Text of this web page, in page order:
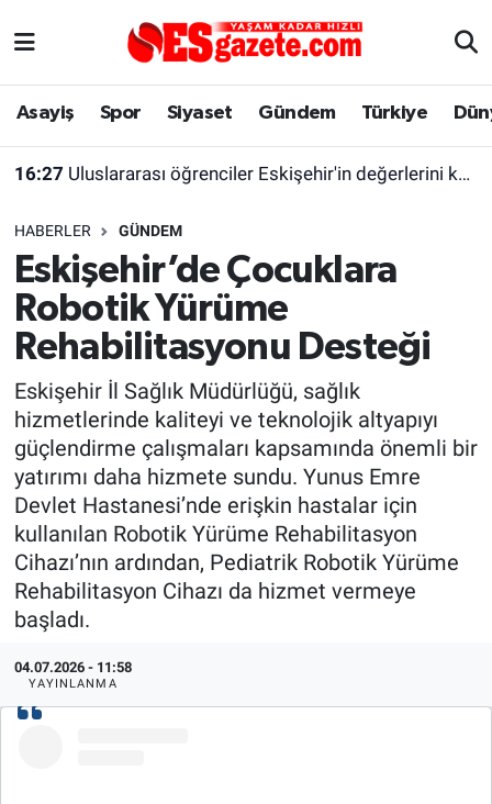
Asayiş Spor Siyaset Gündem Türkiye
16:27 Uluslararası öğrenciler Eskişehir'in değerlerini keşfetti
HABERLER GÜNDEM
Eskişehir’de Çocuklara
Robotik Yürüme
Rehabilitasyonu Desteği
Eskişehir İl Sağlık Müdürlüğü, sağlık
hizmetlerinde kaliteyi ve teknolojik altyapıyı
güçlendirme çalışmaları kapsamında önemli bir
yatırımı daha hizmete sundu. Yunus Emre
Devlet Hastanesi’nde erişkin hastalar için
kullanılan Robotik Yürüme Rehabilitasyon
Cihazı’nın ardından, Pediatrik Robotik Yürüme
Rehabilitasyon Cihazı da hizmet vermeye
başladı.
04.07.2026 - 11:58
YAYINLANMA
Asayiş
Gündem
Türkiye
Dünya
Sağlık
Alış-Veriş/İş dünyası
Yaşam
Eskişehirspor Arşivi
Eskişehir Arşivi
Röportaj
Ekonomi
Kültür Sanat
Politika
Bilecik
Eskişehir Nöbetçi Eczaneler
Süper Lig Puan Durumu ve Fikstür
Tüm Manşetler
Son Dakika Haberleri
Haber Arşivi